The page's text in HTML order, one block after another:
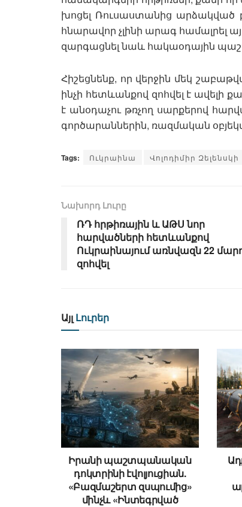
խոցել Ռուսաստանից արձակված
հնարավոր չլինի արագ համալրել
զարգացնել նաև հակաօդային
Հիշեցնենք, որ վերջին մեկ
ինչի հետևանքով զոհվել է ավելի
է անօդաչու թռչող սարքերով
գործարաններին, ռազմական
Tags: Ուկրաինա Վոլոդիմիր Զելենսկի
Նախորդ Լուրը
ՌԴ հրթիռային և ԱԹՍ նոր
հարվածների հետևանքով
Ուկրաինայում առնվազն 22
զոհվել
Այլ Լուրեր
Իրանի պաշտպանական
դոկտրինի էվոլյուցիան.
«Բազմաշերտ զսպումից»
մինչև «Ինտեգրված